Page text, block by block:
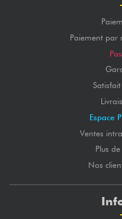
Paiement par
Espace
Ventes
Plus
Nos